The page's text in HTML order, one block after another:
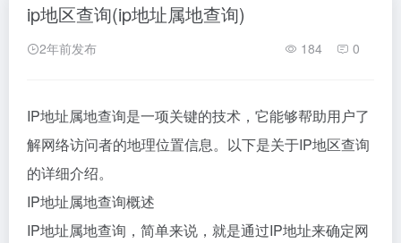
ip地区查询(ip地址属地查询)
2年前发布 184 0
IP地址属地查询是一项关键的技术，它能够帮助用户了
解网络访问者的地理位置信息。以下是关于IP地区查询
的详细介绍。
IP地址属地查询概述
IP地址属地查询，简单来说，就是通过IP地址来确定网